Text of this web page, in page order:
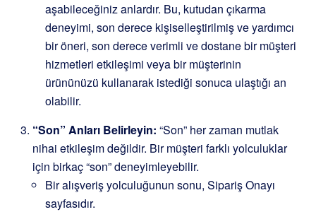
aşabileceğiniz anlardır. Bu, kutudan çıkarma
deneyimi, son derece kişiselleştirilmiş ve yardımcı
bir öneri, son derece verimli ve dostane bir müşteri
hizmetleri etkileşimi veya bir müşterinin
ürününüzü kullanarak istediği sonuca ulaştığı an
olabilir.
“Son” Anları Belirleyin: “Son” her zaman mutlak
nihai etkileşim değildir. Bir müşteri farklı yolculuklar
için birkaç “son” deneyimleyebilir.
Bir alışveriş yolculuğunun sonu, Sipariş Onayı
sayfasıdır.